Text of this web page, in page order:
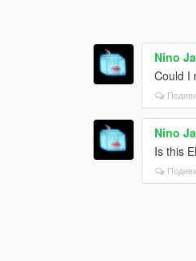
Nino
Could I
Nino
Is this